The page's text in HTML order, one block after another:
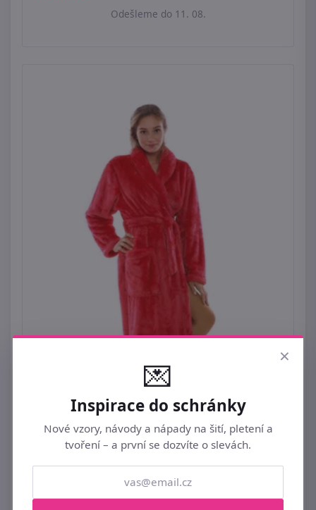
Odešleme do 11. 08.
Huňatý červený župan s límcem Lilly 21 20 3551
×
💌
Inspirace do schránky
Nové vzory, návody a nápady na šití, pletení a
tvoření – a první se dozvíte o slevách.